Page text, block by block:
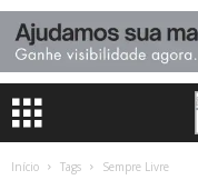
Início Tags Sempre Livre